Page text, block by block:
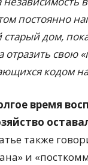
постоянно
дом,
отразить свою
кодом
время
также
и